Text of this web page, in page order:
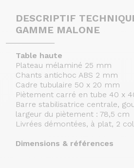
DESCRIPTIF
GAMME MALONE
Table haute
Plateau mélaminé 25 mm
Chants antichoc ABS 2 mm
Cadre tubulaire 50 x 20 mm
Piètement carré en tube 40 x
Barre stabilisatrice centrale,
largeur du piètement : 78,5 cm
Livrées démontées, à plat, 2
Dimensions & références